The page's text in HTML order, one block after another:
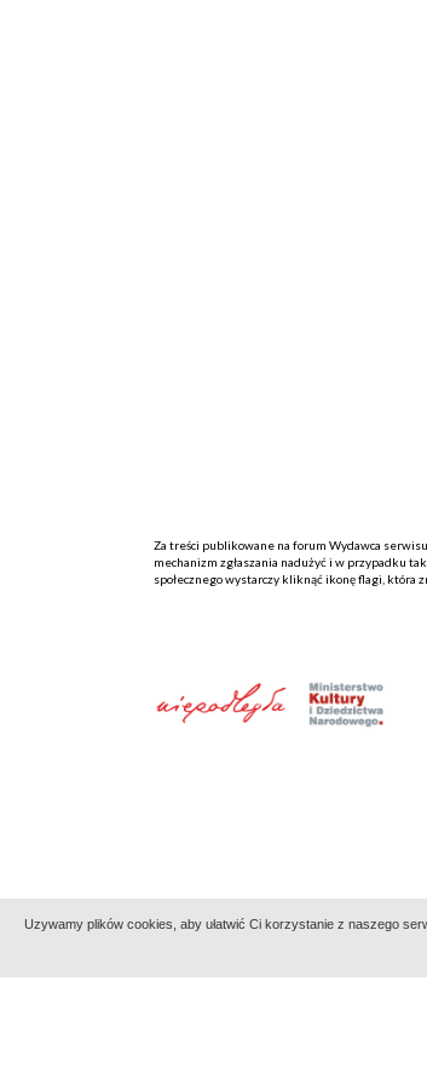
Za treści publikowane na forum Wydawca
mechanizm zgłaszania nadużyć i w przypadku
społecznego wystarczy kliknąć ikonę flagi, która
Indeksy: aktywności alfabetyczny
Uzywamy plików cookies, aby ułatwić Ci korzystanie z naszego